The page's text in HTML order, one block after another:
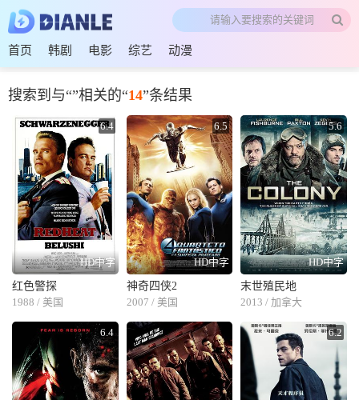
首页 韩剧 电影 综艺 动漫
搜索到与“”相关的“14”条结果
HD中字
6.4
红色警探
1988 / 美国
HD中字
6.5
神奇四侠2
2007 / 美国
HD中字
5.6
末世殖民地
2013 / 加拿大
6.4 6.2